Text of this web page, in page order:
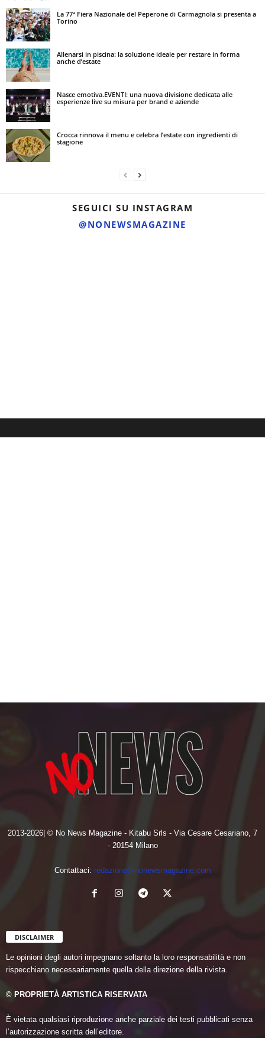
La 77ª Fiera Nazionale del Peperone di Carmagnola si presenta a
Torino
Allenarsi in piscina: la soluzione ideale per restare in forma
anche d’estate
Nasce emotiva.EVENTI: una nuova divisione dedicata alle
esperienze live su misura per brand e aziende
Crocca rinnova il menu e celebra l’estate con ingredienti di
stagione
SEGUICI SU INSTAGRAM
@NONEWSMAGAZINE
2013-2026| © No News Magazine - Kitabu Srls - Via Cesare Cesariano, 7
- 20154 Milano
Contattaci: redazione@nonewsmagazine.com
DISCLAIMER
Le opinioni degli autori impegnano soltanto la loro responsabilità e non
rispecchiano necessariamente quella della direzione della rivista.
© PROPRIETÀ ARTISTICA RISERVATA
È vietata qualsiasi riproduzione anche parziale dei testi pubblicati senza
l’autorizzazione scritta dell’editore.